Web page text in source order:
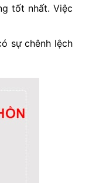
tốt nhất. Việc
sự chênh lệch